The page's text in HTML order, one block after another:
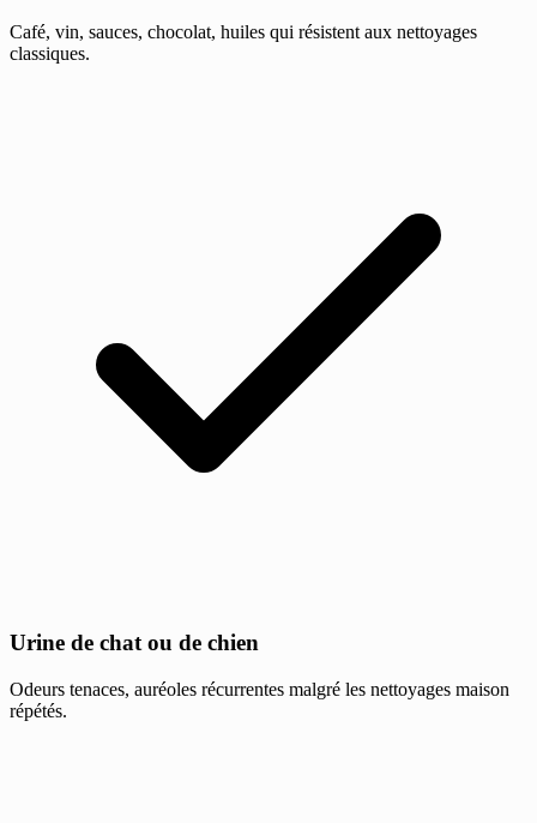
Café, vin, sauces, chocolat, huiles qui résistent aux nettoyages
classiques.
Urine de chat ou de chien
Odeurs tenaces, auréoles récurrentes malgré les nettoyages maison
répétés.